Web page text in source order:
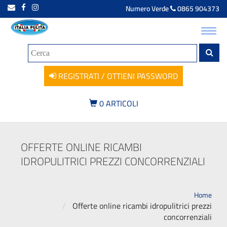
Numero Verde 0865 904373
REGISTRATI / OTTIENI PASSWORD
0ARTICOLI
OFFERTE ONLINE RICAMBI
IDROPULITRICI PREZZI CONCORRENZIALI
Home
Offerte online ricambi idropulitrici prezzi
concorrenziali